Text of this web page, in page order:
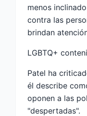
menos
contra las
brindan
LGBTQ+
Patel ha
él describe
oponen a las
"despertadas".